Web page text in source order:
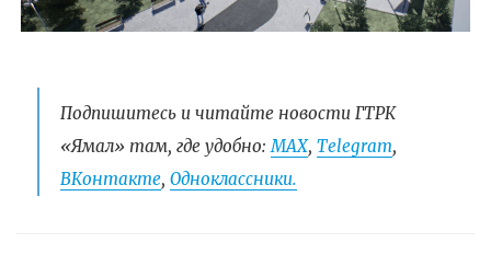
Подпишитесь и читайте новости ГТРК
«Ямал» там, где удобно: МАХ, Telegram,
ВКонтакте, Одноклассники.